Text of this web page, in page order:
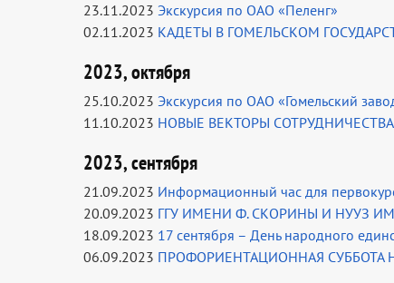
23.11.2023 Экскурсия по ОАО «Пеленг»
02.11.2023 КАДЕТЫ В ГОМЕЛЬСКОМ
2023, октября
25.10.2023 Экскурсия по ОАО «Гомельский
11.10.2023 НОВЫЕ ВЕКТОРЫ СОТРУДНИЧЕСТВА
2023, сентября
21.09.2023 Информационный час для
20.09.2023 ГГУ ИМЕНИ Ф. СКОРИНЫ И НУУЗ
18.09.2023 17 сентября – День народного
06.09.2023 ПРОФОРИЕНТАЦИОННАЯ СУББОТА